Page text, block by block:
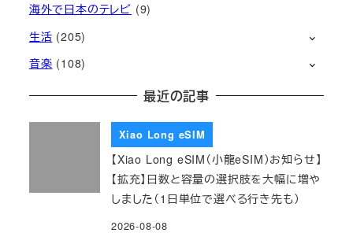
海外で日本のテレビ (9)
生活 (205)
音楽 (108)
最近の記事
Xiao Long eSIM
【Xiao Long eSIM（小龍eSIM）お知らせ】
【拡充】日数と容量の選択肢を大幅に増や
しました（1日単位で選べる行き先も）
2026-08-08